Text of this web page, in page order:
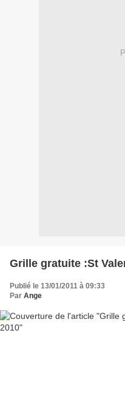
Grille gratuite :St
Publié le 13/01/2011 à 09:33
Par Ange